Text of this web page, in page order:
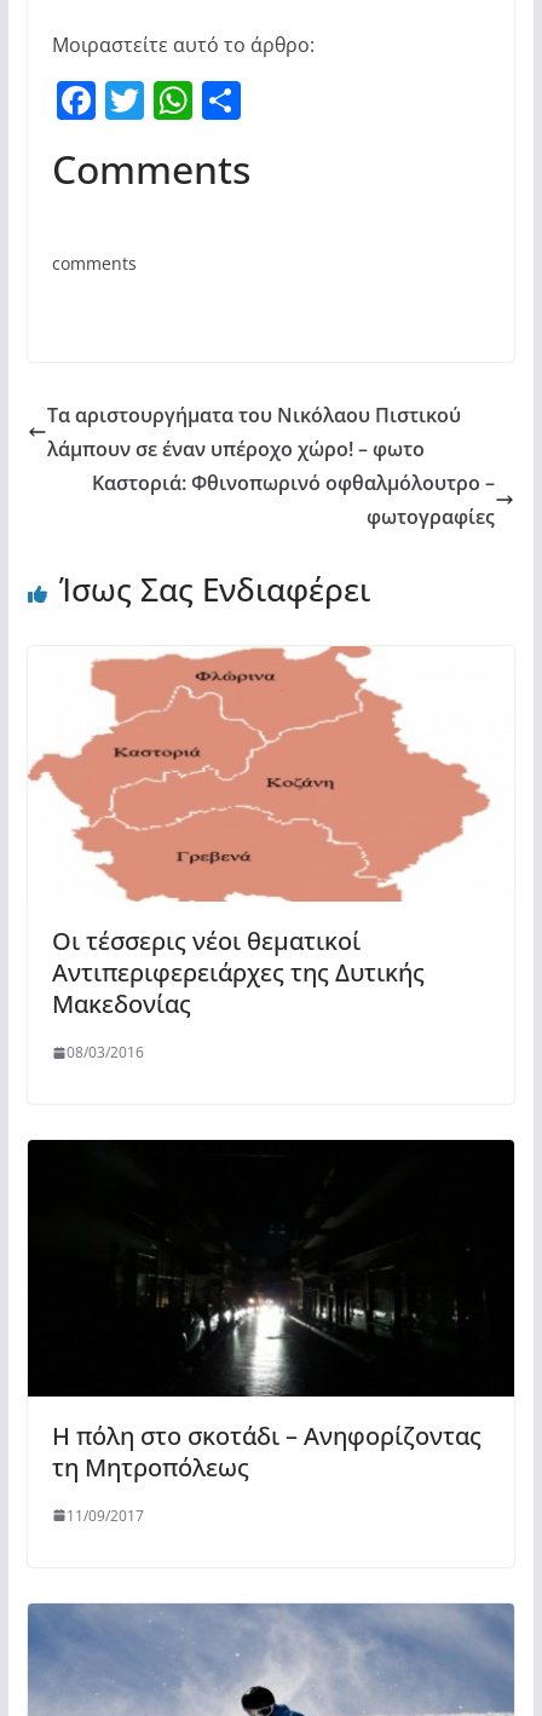
Μοιραστείτε αυτό το άρθρο:
F
a
c
b
T
w
itt
W
h
at
Μ
ρ
Comments
comments
Τα αριστουργήματα του Νικόλαου Πιστικού
λάμπουν σε έναν υπέροχο χώρο! – φωτο
Καστοριά: Φθινοπωρινό οφθαλμόλουτρο –
φωτογραφίες
Ίσως Σας Ενδιαφέρει
Οι τέσσερις νέοι θεματικοί
Αντιπεριφερειάρχες της Δυτικής
Μακεδονίας
08/03/2016
Η πόλη στο σκοτάδι – Ανηφορίζοντας
τη Μητροπόλεως
11/09/2017